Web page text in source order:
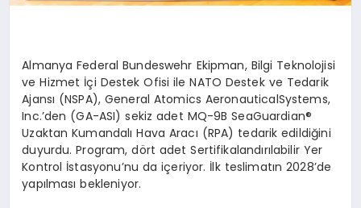
Almanya FederalBundeswehr Ekipman, Bilgi Teknolojisi
ve Hizmet İçi Destek Ofisi ile NATO Destek ve Tedarik
Ajansı (NSPA), General Atomics AeronauticalSystems,
Inc.’den (GA-ASI) sekiz adet MQ-9BSeaGuardian®
Uzaktan Kumandalı Hava Aracı (RPA) tedarik edildiğini
duyurdu. Program, dört adet Sertifikalandırılabilir Yer
Kontrol İstasyonu’nu da içeriyor. İlk teslimatın 2028’de
yapılması bekleniyor.